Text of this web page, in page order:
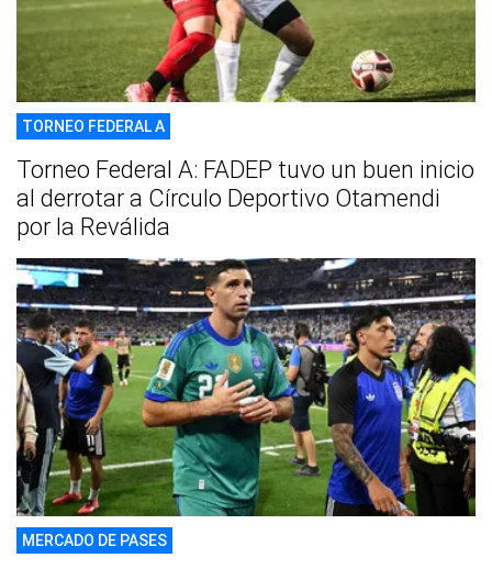
TORNEO FEDERAL A
Torneo Federal A: FADEP tuvo un buen inicio
al derrotar a Círculo Deportivo Otamendi
por la Reválida
MERCADO DE PASES